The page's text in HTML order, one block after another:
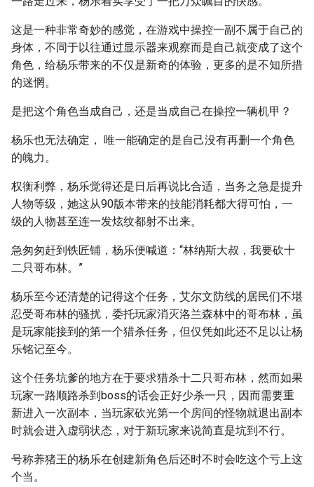
这是一种非常奇妙的感觉，在游戏中操控一副不属于自己的
身体，不同于以往通过显示器来观察而是自己就变成了这个
角色，给杨乐带来的不仅是新奇的体验，更多的是不知所措
的迷惘。
是把这个角色当成自己，还是当成自己在操控一辆机甲？
杨乐也无法确定， 唯一能确定的是自己没有再删一个角色
的魄力。
权衡利弊，杨乐觉得还是日后再说比合适，当务之急是提升
人物等级，她这从90版本带来的技能消耗都大得可怕，一
级的人物甚至连一发炫纹都射不出来。
急匆匆赶到铁匠铺，杨乐便喊道：“林纳斯大叔，我要砍十
二只哥布林。”
杨乐至今还清楚的记得这个任务，艾尔文防线的居民们不堪
忍受哥布林的骚扰，委托玩家消灭洛兰森林中的哥布林，虽
是玩家能接到的第一个猎杀任务，但仅凭如此还不足以让杨
乐铭记至今。
这个任务坑爹的地方在于要求猎杀十二只哥布林，然而如果
玩家一路顺路杀到boss的话会正好少杀一只，因而需要重
新进入一次副本，当玩家砍光第一个房间的怪物就退出副本
时就会进入虚弱状态，对于新玩家来说简直是坑到不行。
号称养猪王的杨乐在创建新角色后还时不时会吃这个亏上这
个当。